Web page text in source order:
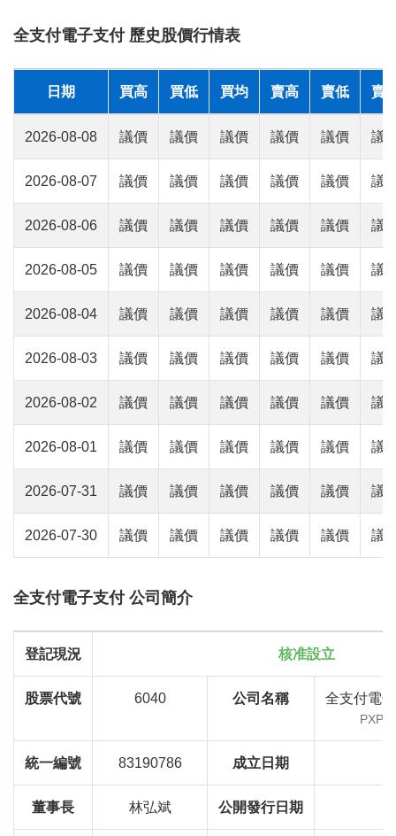
全支付電子支付 歷史股價行情表
日期 買高 買低 買均 賣高 賣低 賣
2026-08-08 議價 議價 議價 議價 議價 議
2026-08-07 議價 議價 議價 議價 議價 議
2026-08-06 議價 議價 議價 議價 議價 議
2026-08-05 議價 議價 議價 議價 議價 議
2026-08-04 議價 議價 議價 議價 議價 議
2026-08-03 議價 議價 議價 議價 議價 議
2026-08-02 議價 議價 議價 議價 議價 議
2026-08-01 議價 議價 議價 議價 議價 議
2026-07-31 議價 議價 議價 議價 議價 議
2026-07-30 議價 議價 議價 議價 議價 議
全支付電子支付 公司簡介
登記現況 核准設立
股票代號 6040 公司名稱 全支付電
統一編號 83190786 成立日期
董事長 林弘斌 公開發行日期